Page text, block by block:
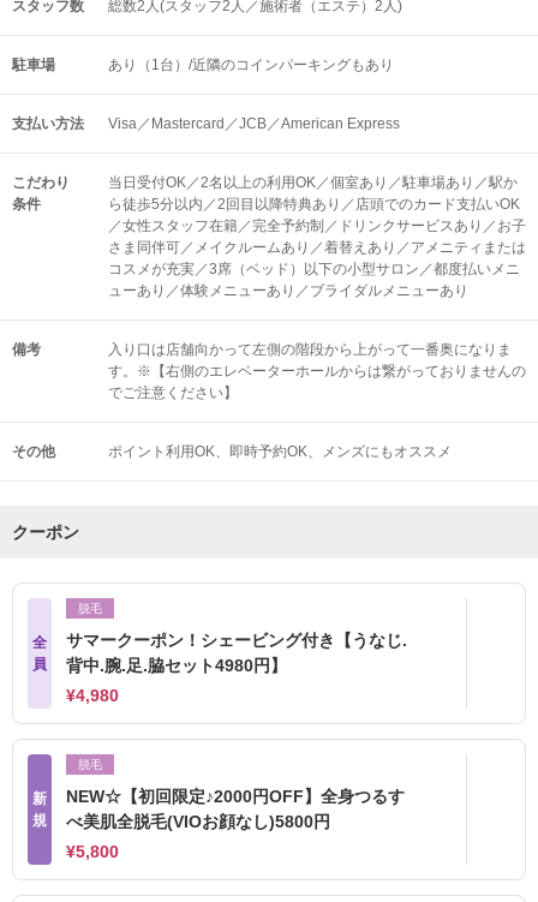
スタッフ数 総数2人(スタッフ2人／施術者（エステ）2人)
駐車場 あり（1台）/近隣のコインパーキングもあり
支払い方法 Visa／Mastercard／JCB／American Express
こだわり
条件
当日受付OK／2名以上の利用OK／個室あり／駐車場あり／駅か
ら徒歩5分以内／2回目以降特典あり／店頭でのカード支払いOK
／女性スタッフ在籍／完全予約制／ドリンクサービスあり／お子
さま同伴可／メイクルームあり／着替えあり／アメニティまたは
コスメが充実／3席（ベッド）以下の小型サロン／都度払いメニ
ューあり／体験メニューあり／ブライダルメニューあり
備考
入り口は店舗向かって左側の階段から上がって一番奥になりま
す。※【右側のエレベーターホールからは繋がっておりませんの
でご注意ください】
その他 ポイント利用OK 即時予約OK メンズにもオススメ
クーポン
全
員
脱毛
サマークーポン！シェービング付き【うなじ.
背中.腕.足.脇セット4980円】
¥4,980
新
規
脱毛
NEW☆【初回限定♪2000円OFF】全身つるす
べ美肌全脱毛(VIOお顔なし)5800円
¥5,800